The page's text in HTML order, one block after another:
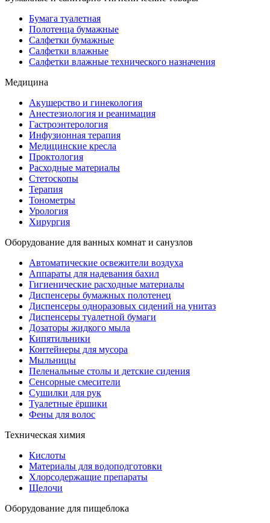
Бумага туалетная
Полотенца бумажные
Салфетки бумажные
Салфетки влажные
Салфетки влажные технического назначения
Медицина
Акушерство и гинекология
Анестезиология и реанимация
Гастроэнтерология
Инфузионная терапия
Медицинские кресла
Проктология
Расходные материалы
Стетоскопы
Терапия
Тонометры
Урология
Хирургия
Оборудование для ванных комнат и санузлов
Автоматические освежители воздуха
Аппараты для надевания бахил
Гигиенические расходные материалы
Диспенсеры бумажных полотенец
Диспенсеры одноразовых сидений на унитаз
Диспенсеры туалетной бумаги
Дозаторы жидкого мыла
Кипятильники
Контейнеры для мусора
Мыльницы
Пеленальные столы и детские сидения
Сенсорные смесители
Сушилки для рук
Туалетные ёршики
Фены для волос
Техническая химия
Кислоты
Материалы для водоподготовки
Хлорсодержащие препараты
Щелочи
Оборудование для пищеблока